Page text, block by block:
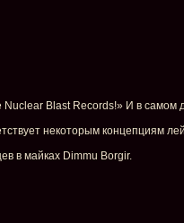
Nuclear Blast Records!» И в самом
некоторым концепциям
в майках Dimmu Borgir.